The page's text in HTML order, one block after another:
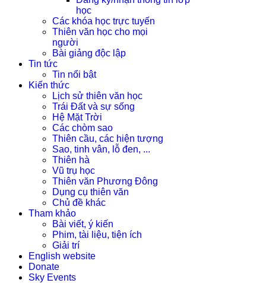
học
Các khóa học trực tuyến
Thiên văn học cho mọi
người
Bài giảng độc lập
Tin tức
Tin nổi bật
Kiến thức
Lịch sử thiên văn học
Trái Đất và sự sống
Hệ Mặt Trời
Các chòm sao
Thiên cầu, các hiện tượng
Sao, tinh vân, lỗ đen, ...
Thiên hà
Vũ trụ học
Thiên văn Phương Đông
Dụng cụ thiên văn
Chủ đề khác
Tham khảo
Bài viết, ý kiến
Phim, tài liệu, tiện ích
Giải trí
English website
Donate
Sky Events